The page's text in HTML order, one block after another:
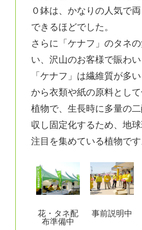
０鉢は、かなりの人気で
できるほどでした。
さらに「ケナフ」のタネ
い、沢山のお客様で賑わい
「ケナフ」は繊維質が多
から衣類や紙の原料とし
植物で、生長時に多量の
収し固定化するため、地
注目を集めている植物です
花・タネ配
布準備中
事前説明中